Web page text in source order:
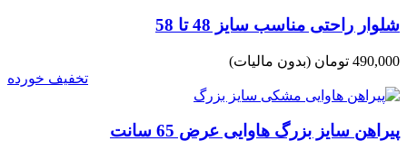
شلوار راحتی مناسب سایز 48 تا 58
490,000 تومان
(بدون مالیات)
تخفیف خورده
پیراهن سایز بزرگ هاوایی عرض 65 سانت